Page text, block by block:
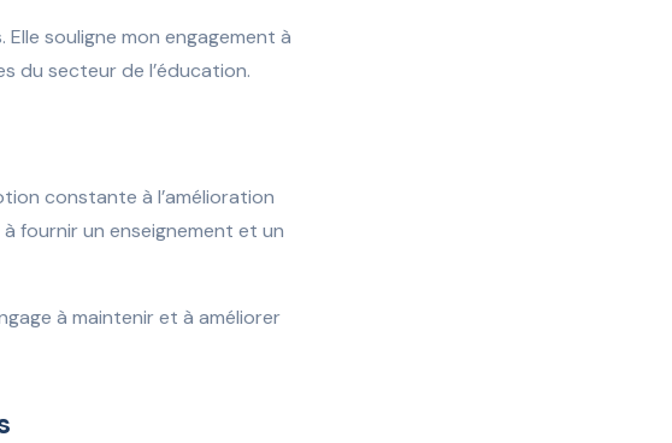
souligne mon engagement à
du secteur de l’éducation.
constante à l’amélioration
fournir un enseignement et un
à maintenir et à améliorer